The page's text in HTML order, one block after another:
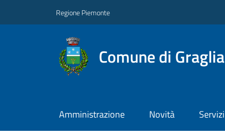
Regione Piemonte
Comune di Graglia
Amministrazione Novità Servizi